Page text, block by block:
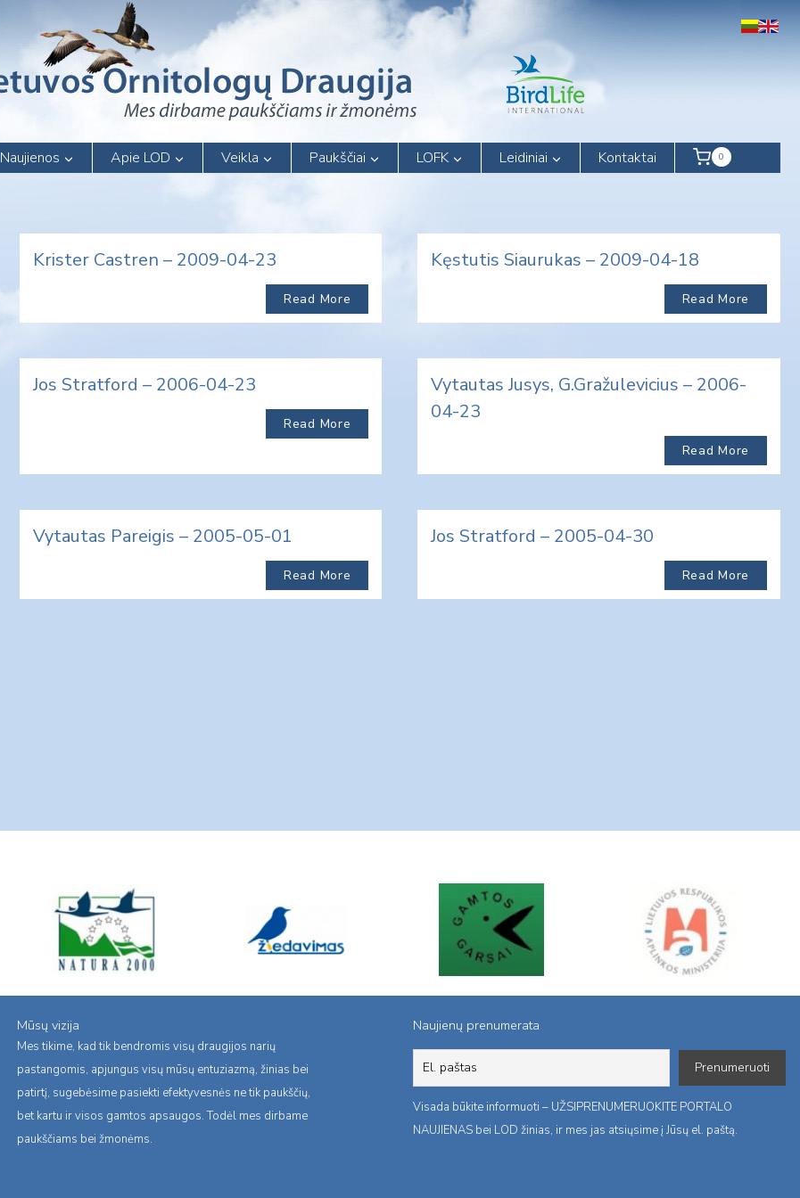
Naujienos Apie LOD Veikla Paukščiai LOFK Leidiniai Kontaktai 0
Krister Castren – 2009-04-23
Read More
Kęstutis Siaurukas – 2009-04-18
Read More
Jos Stratford – 2006-04-23
Read More
Vytautas Jusys, G.Gražulevicius – 2006-
04-23
Read More
Vytautas Pareigis – 2005-05-01
Read More
Jos Stratford – 2005-04-30
Read More
Mūsų vizija
Mes tikime, kad tik bendromis visų draugijos narių
pastangomis, apjungus visų mūsų entuziazmą, žinias bei
patirtį, sugebėsime pasiekti efektyvesnės ne tik paukščių,
bet kartu ir visos gamtos apsaugos. Todėl mes dirbame
paukščiams bei žmonėms.
Naujienų prenumerata
Visada būkite informuoti – UŽSIPRENUMERUOKITE PORTALO
NAUJIENAS bei LOD žinias, ir mes jas atsiųsime į Jūsų el. paštą.